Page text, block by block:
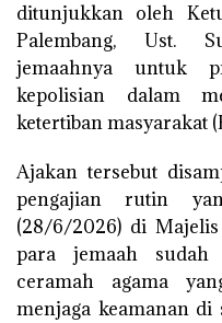
ditunjukkan oleh
Palembang, Ust.
jemaahnya untuk
kepolisian dalam
ketertiban masyarakat
Ajakan tersebut
pengajian rutin
(28/6/2026) di
para jemaah sudah
ceramah agama
menjaga keamanan di